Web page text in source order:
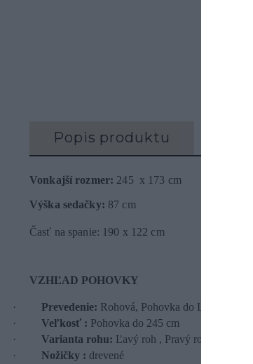
Popis produktu
Vonkajší rozmer: 245 x 173 cm
Výška sedačky: 87 cm
Časť na spanie: 190 x 122 cm
VZHĽAD POHOVKY
· Prevedenie: Rohová, Pohovka do L
· Veľkosť : Pohovka do 245 cm
· Varianta rohu: Ľavý roh , Pravý roh,
· Nožičky : drevené